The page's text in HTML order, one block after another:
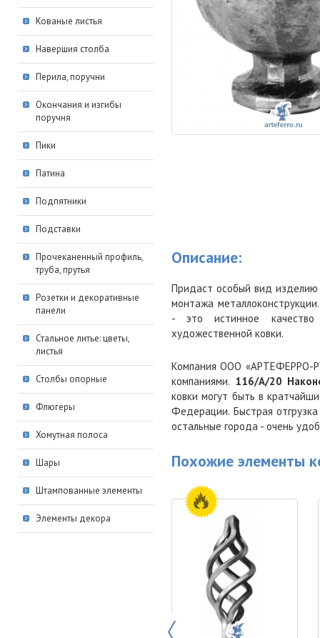
Кованые листья
Навершия столба
Перила, поручни
Окончания и изгибы
поручня
Пики
Патина
Подпятники
Подставки
Прочеканенный профиль,
труба, прутья
Розетки и декоративные
панели
Стальное литье: цветы,
листья
Столбы опорные
Флюгеры
Хомутная полоса
Шары
Штампованные элементы
Элементы декора
Описание:
Придаст особый вид изделию
монтажа
- это истинное
художественной ковки.
Компания ООО «АРТЕФЕРРО-
компаниями. 116/A/20
ковки могут быть в
Федерации. Быстрая
остальные города - очень
Похожие элементы